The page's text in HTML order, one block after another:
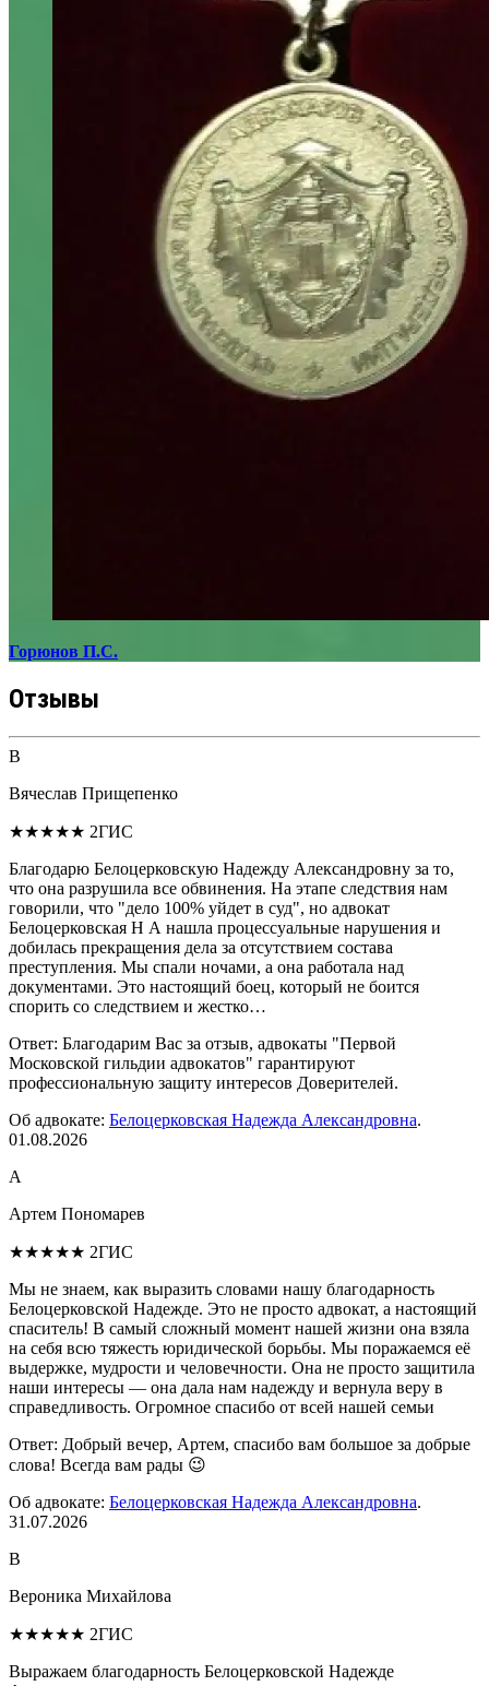
Горюнов П.С.
Отзывы
В
Вячеслав Прищепенко
★★★★★ 2ГИС
Благодарю Белоцерковскую Надежду Александровну за то,
что она разрушила все обвинения. На этапе следствия нам
говорили, что "дело 100% уйдет в суд", но адвокат
Белоцерковская Н А нашла процессуальные нарушения и
добилась прекращения дела за отсутствием состава
преступления. Мы спали ночами, а она работала над
документами. Это настоящий боец, который не боится
спорить со следствием и жестко…
Ответ: Благодарим Вас за отзыв, адвокаты "Первой
Московской гильдии адвокатов" гарантируют
профессиональную защиту интересов Доверителей.
Об адвокате: Белоцерковская Надежда Александровна.
01.08.2026
А
Артем Пономарев
★★★★★ 2ГИС
Мы не знаем, как выразить словами нашу благодарность
Белоцерковской Надежде. Это не просто адвокат, а настоящий
спаситель! В самый сложный момент нашей жизни она взяла
на себя всю тяжесть юридической борьбы. Мы поражаемся её
выдержке, мудрости и человечности. Она не просто защитила
наши интересы — она дала нам надежду и вернула веру в
справедливость. Огромное спасибо от всей нашей семьи
Ответ: Добрый вечер, Артем, спасибо вам большое за добрые
слова! Всегда вам рады 😉
Об адвокате: Белоцерковская Надежда Александровна.
31.07.2026
В
Вероника Михайлова
★★★★★ 2ГИС
Выражаем благодарность Белоцерковской Надежде